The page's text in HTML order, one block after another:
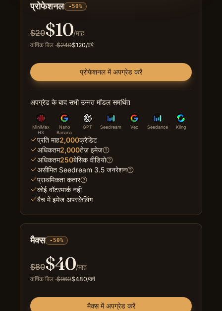
प्रोफेशनल -50%
$20$10/माह
वार्षिक बिल ·$240$120/वर्ष
प्रोफेशनल में अपग्रेड करें
अपग्रेड के बाद सभी उन्नत मॉडल समर्थित
MiniMax
H3
Nano
Banana
GPT Seedream Veo Seedance Kling
प्रति माह2,000क्रेडिट
अधिकतम2,000तेज़ इमेज
अधिकतम250बेसिक वीडियो
असीमित Seedream 3.5 जनरेशन
प्राथमिकता कतार
कोई वॉटरमार्क नहीं
बैच में इमेज अपस्केलिंग
मैक्स -50%
$80$40/माह
वार्षिक बिल ·$960$480/वर्ष
मैक्स में अपग्रेड करें